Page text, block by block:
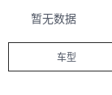
暂无数据
车型